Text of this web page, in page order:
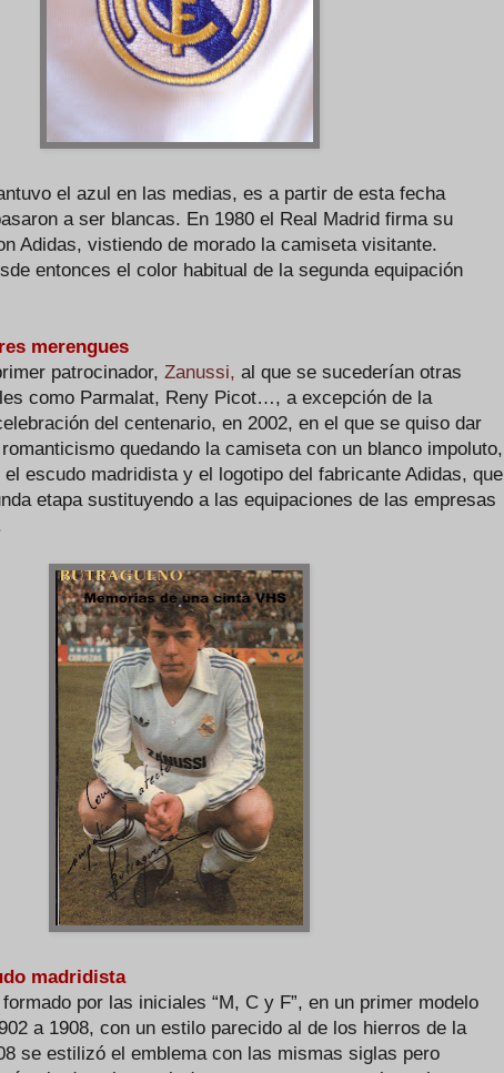
el azul en las medias, es a partir de esta fecha
a ser blancas. En 1980 el Real Madrid firma su
Adidas, vistiendo de morado la camiseta visitante.
entonces el color habitual de la segunda equipación
merengues
patrocinador, Zanussi, al que se sucederían otras
como Parmalat, Reny Picot…, a excepción de la
del centenario, en 2002, en el que se quiso dar
quedando la camiseta con un blanco impoluto,
escudo madridista y el logotipo del fabricante Adidas, que
etapa sustituyendo a las equipaciones de las empresas
madridista
por las iniciales “M, C y F”, en un primer modelo
a 1908, con un estilo parecido al de los hierros de la
se estilizó el emblema con las mismas siglas pero